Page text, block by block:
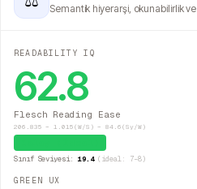
Semantik hiyerarşi, okunabilirlik
READABILITY IQ
62.8
Flesch Reading Ease
206.835 − 1.015(W/S) − 84.6(Sy/W)
Sınıf Seviyesi: 19.4(ideal: 7–8)
GREEN UX